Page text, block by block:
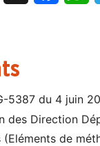
5387 du 4 juin
des Direction
de